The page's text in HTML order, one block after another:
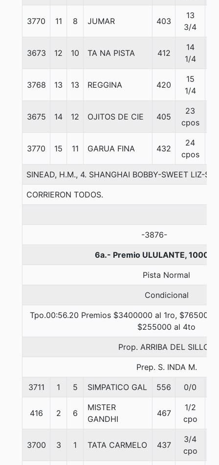
3770 11 8 JUMAR 403
13
3/4
3673 12 10 TA NA PISTA 412
14
1/4
3768 13 13 REGGINA 420
15
1/4
3675 14 12 OJITOS DE CIE 405
23
cpos
3770 15 11 GARUA FINA 432
24
cpos
SINEAD, H.M., 4. SHANGHAI BOBBY-SWEET LIZ-
CORRIERON TODOS.
-3876-
6a.- Premio ULULANTE, 1000
Pista Normal
Condicional
Tpo.00:56.20 Premios $3400000 al 1ro, $765000
$255000 al 4to
Prop. ARRIBA DEL SILLON
Prep. S. INDA M.
3711 1 5 SIMPATICO GAL 556 0/0
416 2 6
MISTER
GANDHI
467
1/2
cpo
3700 3 1 TATA CARMELO 437
3/4
cpo